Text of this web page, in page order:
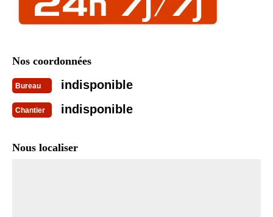
Nos coordonnées
Bureau indisponible
Chantier indisponible
Nous localiser